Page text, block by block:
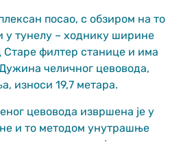
посао, с обзиром на то
у тунелу – ходнику ширине
Старе филтер станице и има
челичног цевовода,
износи 19,7 метара.
цевовода извршена је у
и то методом унутрашње